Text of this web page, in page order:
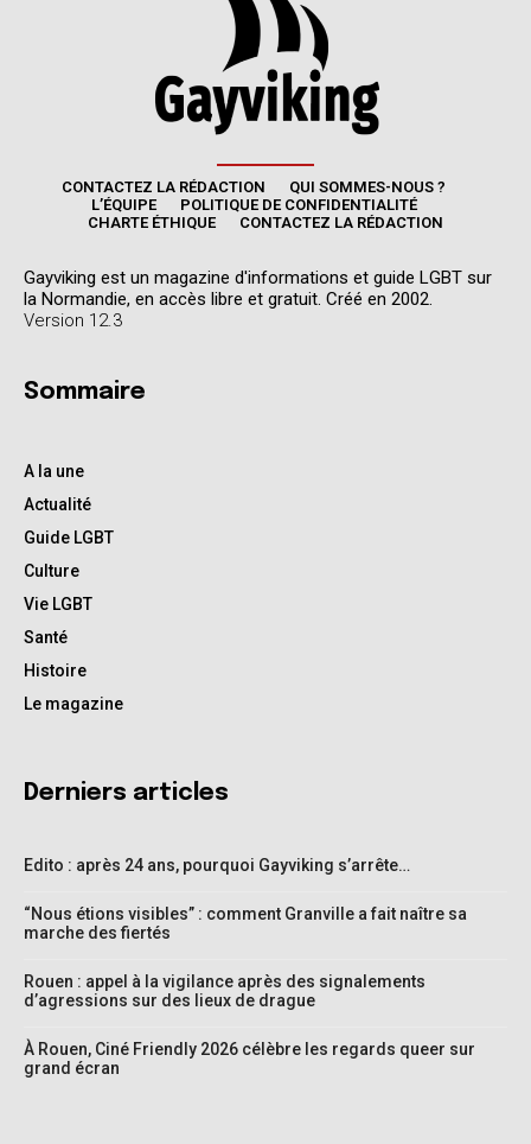
CONTACTEZ LA RÉDACTION
QUI SOMMES-NOUS ?
L’ÉQUIPE
POLITIQUE DE CONFIDENTIALITÉ
CHARTE ÉTHIQUE
CONTACTEZ LA RÉDACTION
Gayviking est un magazine d'informations et guide LGBT sur
la Normandie, en accès libre et gratuit. Créé en 2002.
Version 12.3
Sommaire
A la une
Actualité
Guide LGBT
Culture
Vie LGBT
Santé
Histoire
Le magazine
Derniers articles
Edito : après 24 ans, pourquoi Gayviking s’arrête…
“Nous étions visibles” : comment Granville a fait naître sa
marche des fiertés
Rouen : appel à la vigilance après des signalements
d’agressions sur des lieux de drague
À Rouen, Ciné Friendly 2026 célèbre les regards queer sur
grand écran